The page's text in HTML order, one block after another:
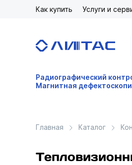
Как купить Услуги и
Радиографический
Магнитная
Главная Каталог